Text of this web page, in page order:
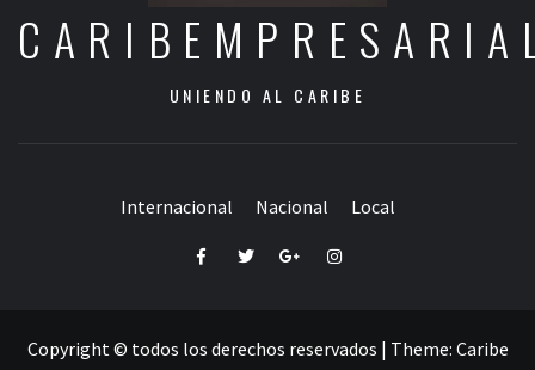
UNIENDO AL CARIBE
Internacional Nacional Local
FacebookTwitterGoogle+Instagram
Copyright © todos los derechos reservados | Theme: Caribe